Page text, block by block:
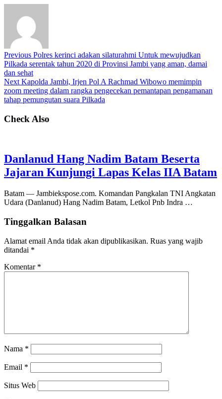
Previous Polres kerinci adakan silaturahmi Untuk mewujudkan
Pilkada serentak tahun 2020 di Provinsi Jambi yang aman, damai
dan sehat
Next Kapolda Jambi, Irjen Pol A Rachmad Wibowo memimpin
zoom meeting dalam rangka pengecekan pemantapan pengamanan
tahap pemungutan suara Pilkada
Check Also
Danlanud Hang Nadim Batam Beserta
Jajaran Kunjungi Lapas Kelas IIA Batam
Batam — Jambiekspose.com. Komandan Pangkalan TNI Angkatan
Udara (Danlanud) Hang Nadim Batam, Letkol Pnb Indra …
Tinggalkan Balasan
Alamat email Anda tidak akan dipublikasikan. Ruas yang wajib
ditandai *
Komentar *
Nama *
Email *
Situs Web